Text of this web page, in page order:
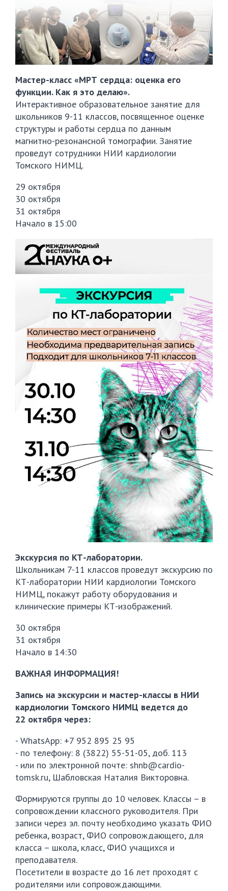
Мастер-класс «МРТ сердца: оценка его
функции. Как я это делаю».
Интерактивное образовательное занятие для
школьников 9-11 классов, посвященное оценке
структуры и работы сердца по данным
магнитно-резонансной томографии. Занятие
проведут сотрудники НИИ кардиологии
Томского НИМЦ.
29 октября
30 октября
31 октября
Начало в 15:00
Экскурсия по КТ-лаборатории.
Школьникам 7-11 классов проведут экскурсию по
КТ-лаборатории НИИ кардиологии Томского
НИМЦ, покажут работу оборудования и
клинические примеры КТ-изображений.
30 октября
31 октября
Начало в 14:30
ВАЖНАЯ ИНФОРМАЦИЯ!
Запись на экскурсии и мастер-классы в НИИ
кардиологии Томского НИМЦ ведется до
22 октября через:
- WhatsApp: +7 952 895 25 95
- по телефону: 8 (3822) 55-51-05, доб. 113
- или по электронной почте: shnb@cardio-
tomsk.ru, Шабловская Наталия Викторовна.
Формируются группы до 10 человек. Классы – в
сопровождении классного руководителя. При
записи через эл. почту необходимо указать ФИО
ребенка, возраст, ФИО сопровождающего, для
класса – школа, класс, ФИО учащихся и
преподавателя.
Посетители в возрасте до 16 лет проходят с
родителями или сопровождающими.